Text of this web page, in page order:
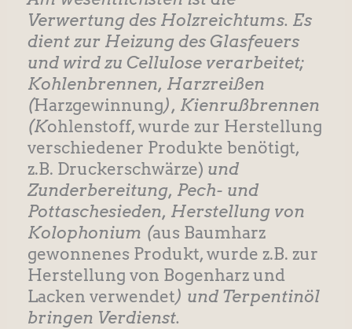
Verwertung des Holzreichtums. Es
dient zur Heizung des Glasfeuers
und wird zu Cellulose verarbeitet;
Kohlenbrennen, Harzreißen
(Harzgewinnung), Kienrußbrennen
(Kohlenstoff, wurde zur Herstellung
verschiedener Produkte benötigt,
z.B. Druckerschwärze) und
Zunderbereitung, Pech- und
Pottaschesieden, Herstellung von
Kolophonium (aus Baumharz
gewonnenes Produkt, wurde z.B. zur
Herstellung von Bogenharz und
Lacken verwendet) und Terpentinöl
bringen Verdienst.